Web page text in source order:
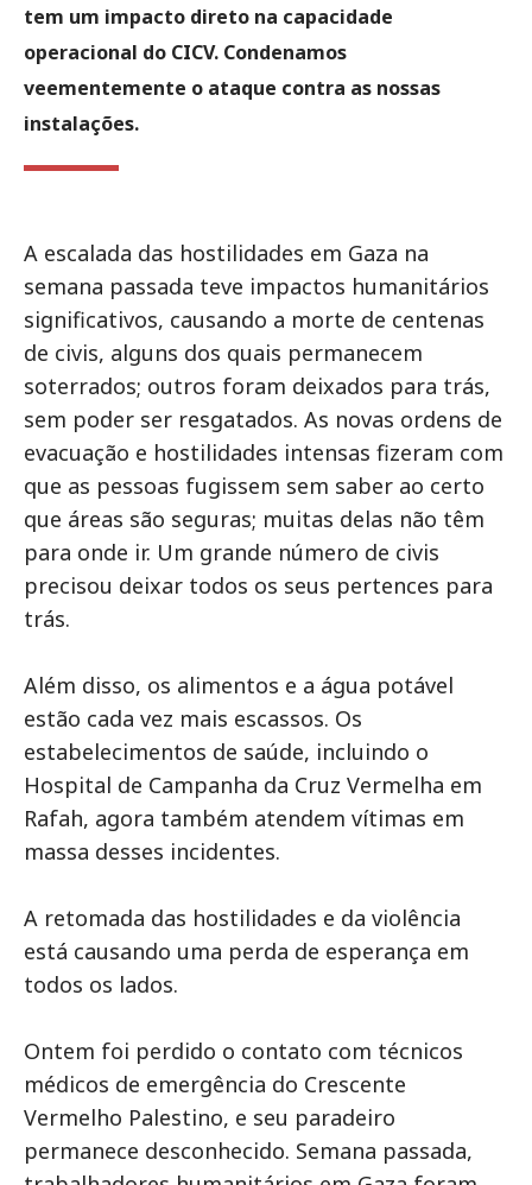
tem um impacto direto na capacidade
operacional do CICV. Condenamos
veementemente o ataque contra as nossas
instalações.
A escalada das hostilidades em Gaza na
semana passada teve impactos humanitários
significativos, causando a morte de centenas
de civis, alguns dos quais permanecem
soterrados; outros foram deixados para trás,
sem poder ser resgatados. As novas ordens de
evacuação e hostilidades intensas fizeram com
que as pessoas fugissem sem saber ao certo
que áreas são seguras; muitas delas não têm
para onde ir. Um grande número de civis
precisou deixar todos os seus pertences para
trás.
Além disso, os alimentos e a água potável
estão cada vez mais escassos. Os
estabelecimentos de saúde, incluindo o
Hospital de Campanha da Cruz Vermelha em
Rafah, agora também atendem vítimas em
massa desses incidentes.
A retomada das hostilidades e da violência
está causando uma perda de esperança em
todos os lados.
Ontem foi perdido o contato com técnicos
médicos de emergência do Crescente
Vermelho Palestino, e seu paradeiro
permanece desconhecido. Semana passada,